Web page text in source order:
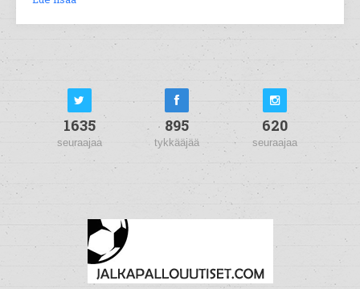
1635
seuraajaa
895
tykkääjää
620
seuraajaa